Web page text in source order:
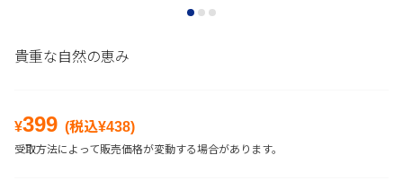
貴重な自然の恵み
¥399 (税込¥438)
受取方法によって販売価格が変動する場合があります。